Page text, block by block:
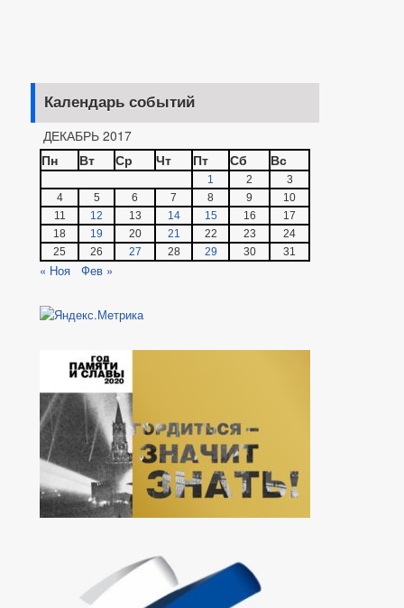
Календарь событий
ДЕКАБРЬ 2017
Пн
Вт Ср Чт Пт Сб Вс
1 2
3
4
5 6 7 8 9
10
11
12 13 14 15 16
17
18
19 20 21 22 23
24
25
26 27 28 29 30 31
« Ноя Фев »